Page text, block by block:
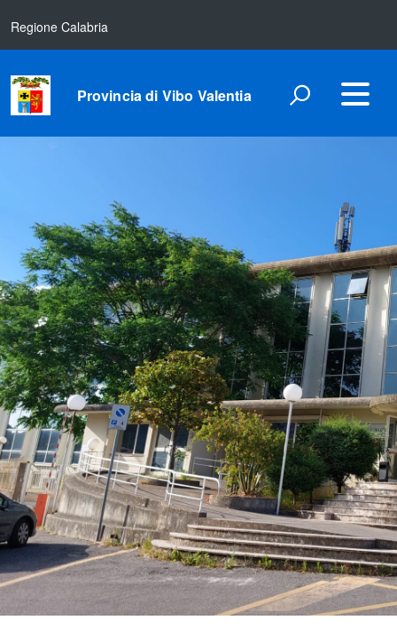
Regione Calabria
Provincia di Vibo Valentia